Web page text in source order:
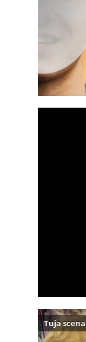
Tuja scena